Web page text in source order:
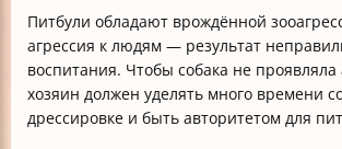
Питбули обладают врождённой
агрессия к людям — результат
воспитания. Чтобы собака не проявляла
хозяин должен уделять много времени
дрессировке и быть авторитетом для